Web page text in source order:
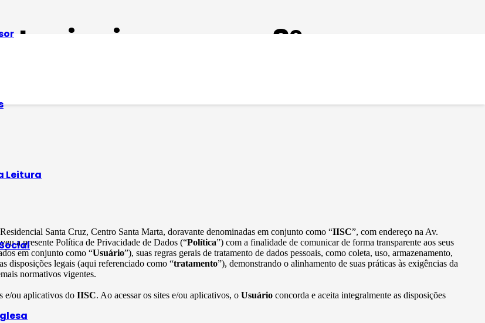
Leitura
juninas para o 8º ano
Santa Cruz, Centro Santa Marta, doravante denominadas em conjunto como “IISC”, com endereço na Av.
a presente Política de Privacidade de Dados (“Política”) com a finalidade de comunicar de forma transparente aos seus
em conjunto como “Usuário”), suas regras gerais de tratamento de dados pessoais, como coleta, uso, armazenamento,
disposições legais (aqui referenciado como “tratamento”), demonstrando o alinhamento de suas práticas às exigências da
normativos vigentes.
e/ou aplicativos do IISC. Ao acessar os sites e/ou aplicativos, o Usuário concorda e aceita integralmente as disposições